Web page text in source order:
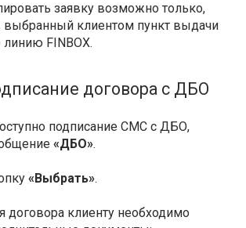
заявку возможно только,
выбранный клиентом пункт выдачи
FINBOX.
договора с ДБО
подписание СМС с ДБО,
«ДБО».
«Выбрать».
договора клиенту необходимо